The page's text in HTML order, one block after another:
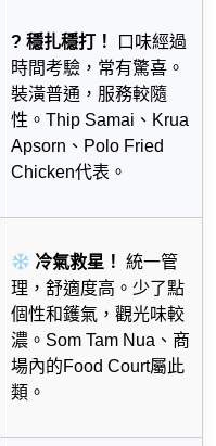
? 穩扎穩打！
口味經過
時間考驗，常有驚喜。
裝潢普通，服務較隨
性。Thip Samai、Krua
Apsorn、Polo Fried
Chicken代表。
冷氣救星！ 統一管
理，舒適度高。少了點
個性和鑊氣，觀光味較
濃。Som Tam Nua、商
場內的Food Court屬此
類。